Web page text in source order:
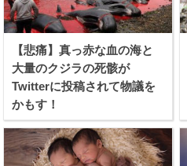
【悲痛】真っ赤な血の海と
大量のクジラの死骸が
Twitterに投稿されて物議を
かもす！